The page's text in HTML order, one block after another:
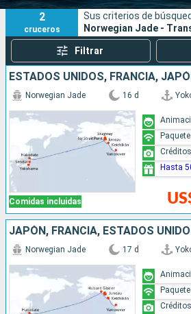
2
cruceros
Sus criterios de
Norwegian Jade -
Filtrar
Comidas incluidas
Norwegian Jade 16 d
Hasta
Norwegian Jade 17 d